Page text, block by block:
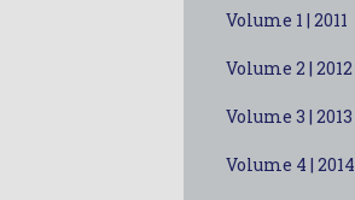
Volume 1 | 2011
Volume 2 | 2012
Volume 3 | 2013
Volume 4 | 2014